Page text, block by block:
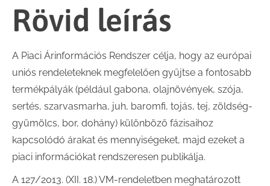
Rövid leírás
A Piaci Árinformációs Rendszer célja, hogy az európai
uniós rendeleteknek megfelelően gyűjtse a fontosabb
termékpályák (például gabona, olajnövények, szója,
sertés, szarvasmarha, juh, baromfi, tojás, tej, zöldség-
gyümölcs, bor, dohány) különböző fázisaihoz
kapcsolódó árakat és mennyiségeket, majd ezeket a
piaci információkat rendszeresen publikálja.
A 127/2013. (XII. 18.) VM-rendeletben meghatározott